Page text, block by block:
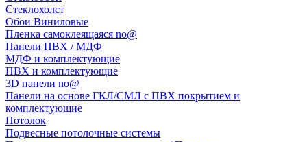
Стеклохолст
Обои Виниловые
Пленка самоклеящаяся no@
Панели ПВХ / МДФ
МДФ и комплектующие
ПВХ и комплектующие
3D панели no@
Панели на основе ГКЛ/СМЛ с ПВХ покрытием и
комплектующие
Потолок
Подвесные потолочные системы